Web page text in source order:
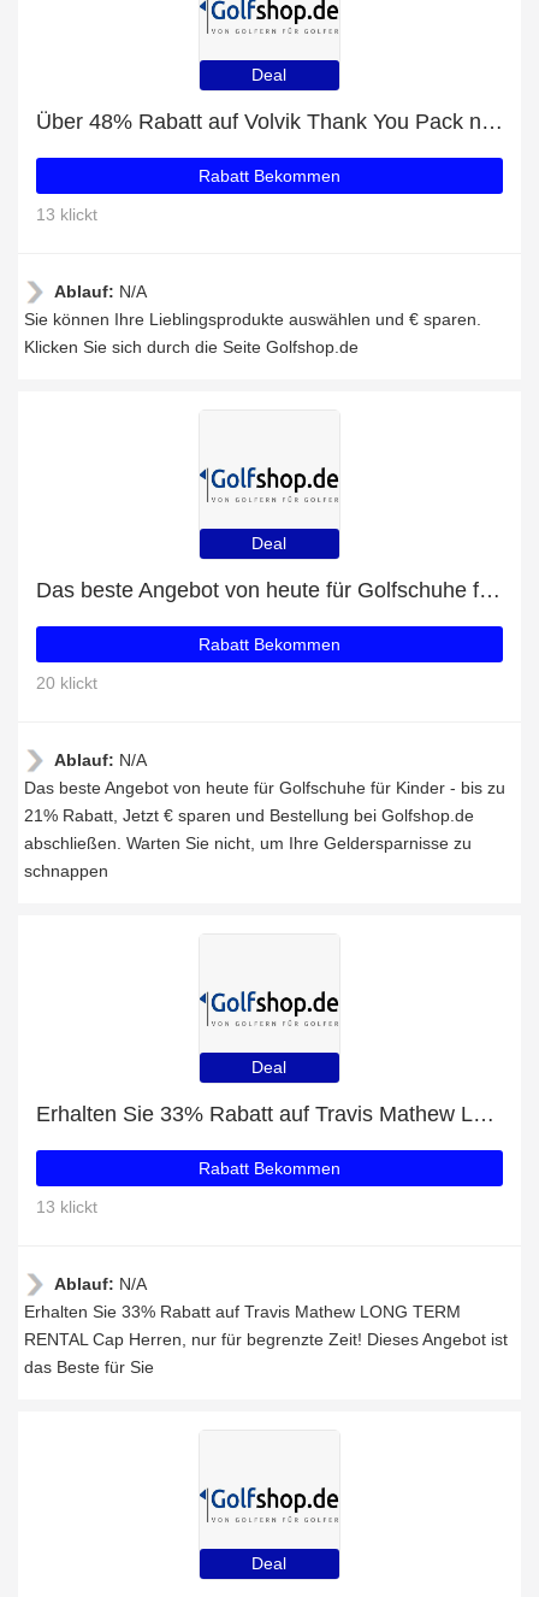
Deal
Über 48% Rabatt auf Volvik Thank You Pack nur für EU-Kunden
Rabatt Bekommen
13 klickt
Ablauf: N/A
Sie können Ihre Lieblingsprodukte auswählen und € sparen.
Klicken Sie sich durch die Seite Golfshop.de
Deal
Das beste Angebot von heute für Golfschuhe für Kinder - bis zu 21% Rabatt
Rabatt Bekommen
20 klickt
Ablauf: N/A
Das beste Angebot von heute für Golfschuhe für Kinder - bis zu
21% Rabatt, Jetzt € sparen und Bestellung bei Golfshop.de
abschließen. Warten Sie nicht, um Ihre Geldersparnisse zu
schnappen
Deal
Erhalten Sie 33% Rabatt auf Travis Mathew LONG TERM RENTAL Cap Herren
Rabatt Bekommen
13 klickt
Ablauf: N/A
Erhalten Sie 33% Rabatt auf Travis Mathew LONG TERM
RENTAL Cap Herren, nur für begrenzte Zeit! Dieses Angebot ist
das Beste für Sie
Deal